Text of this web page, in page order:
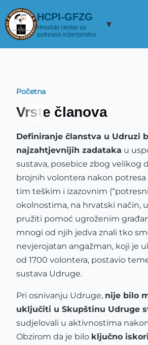
Skoči na glavni sadržaj
HCPI-GFZG
Hrvatski centar za
potresno inženjerstvo
▾
Breadcrumb
Početna
Vrste članova
Definiranje članstva u Udruzi
najzahtjevnijih zadataka u
sustava, posebice zbog velikog
brojnih volontera nakon potresa
tim teškim i izazovnim
okolnostima, na hrvatski način,
pružiti pomoć ugroženim
mnogi od njih jedva znali tko
nevjerojatan angažman, koji je
od 1700 volontera, postavio
sustava Udruge.
Pri osnivanju Udruge, nije bilo
uključiti u Skupštinu Udruge
sudjelovali u aktivnostima
Obzirom da je bilo ključno